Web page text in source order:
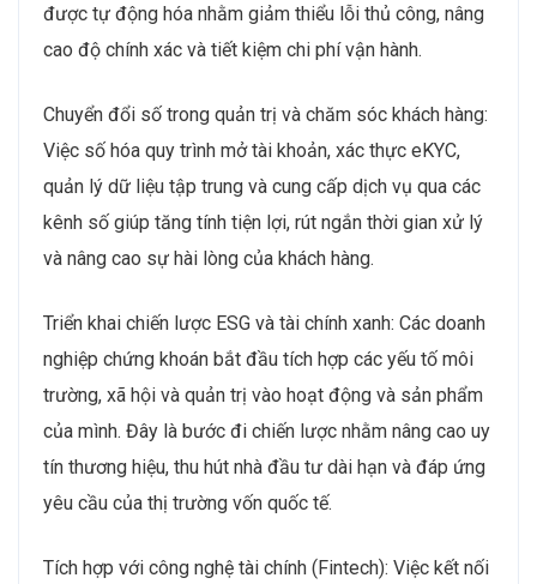
được tự động hóa nhằm giảm thiểu lỗi thủ công, nâng
cao độ chính xác và tiết kiệm chi phí vận hành.
Chuyển đổi số trong quản trị và chăm sóc khách hàng:
Việc số hóa quy trình mở tài khoản, xác thực eKYC,
quản lý dữ liệu tập trung và cung cấp dịch vụ qua các
kênh số giúp tăng tính tiện lợi, rút ngắn thời gian xử lý
và nâng cao sự hài lòng của khách hàng.
Triển khai chiến lược ESG và tài chính xanh: Các doanh
nghiệp chứng khoán bắt đầu tích hợp các yếu tố môi
trường, xã hội và quản trị vào hoạt động và sản phẩm
của mình. Đây là bước đi chiến lược nhằm nâng cao uy
tín thương hiệu, thu hút nhà đầu tư dài hạn và đáp ứng
yêu cầu của thị trường vốn quốc tế.
Tích hợp với công nghệ tài chính (Fintech): Việc kết nối